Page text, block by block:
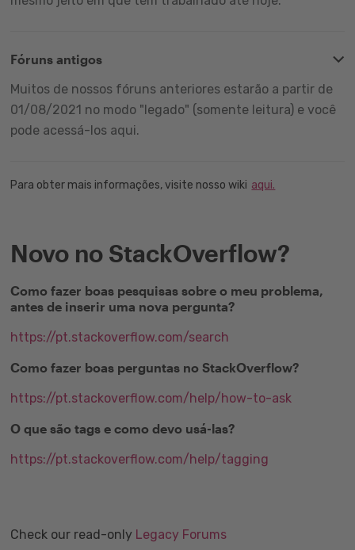
Fóruns antigos
Muitos de nossos fóruns anteriores estarão a partir de
01/08/2021 no modo "legado" (somente leitura) e você
pode acessá-los aqui.
Para obter mais informações, visite nosso wiki aqui.
Novo no StackOverflow?
Como fazer boas pesquisas sobre o meu problema,
antes de inserir uma nova pergunta?
https://pt.stackoverflow.com/search
Como fazer boas perguntas no StackOverflow?
https://pt.stackoverflow.com/help/how-to-ask
O que são tags e como devo usá-las?
https://pt.stackoverflow.com/help/tagging
Check our read-only Legacy Forums